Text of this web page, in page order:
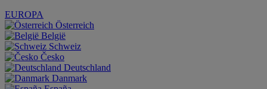
EUROPA
Österreich
België
Schweiz
Česko
Deutschland
Danmark